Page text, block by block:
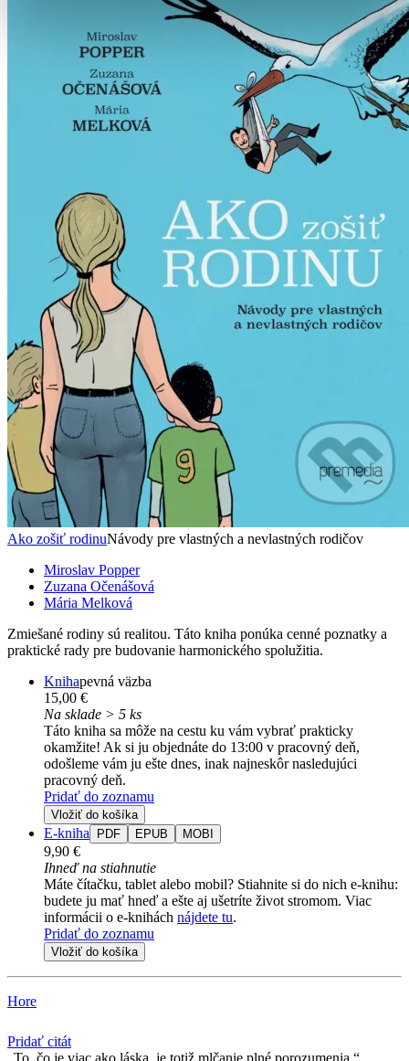
Ako zošiť rodinuNávody pre vlastných a nevlastných rodičov
Miroslav Popper
Zuzana Očenášová
Mária Melková
Zmiešané rodiny sú realitou. Táto kniha ponúka cenné poznatky a
praktické rady pre budovanie harmonického spolužitia.
Knihapevná väzba
15,00 €
Na sklade > 5 ks
Táto kniha sa môže na cestu ku vám vybrať prakticky
okamžite! Ak si ju objednáte do 13:00 v pracovný deň,
odošleme vám ju ešte dnes, inak najneskôr nasledujúci
pracovný deň.
Pridať do zoznamu
Vložiť do košíka
E-kniha PDF EPUB MOBI
9,90 €
Ihneď na stiahnutie
Máte čítačku, tablet alebo mobil? Stiahnite si do nich e-knihu:
budete ju mať hneď a ešte aj ušetríte život stromom. Viac
informácii o e-knihách nájdete tu.
Pridať do zoznamu
Vložiť do košíka
Hore
Pridať citát